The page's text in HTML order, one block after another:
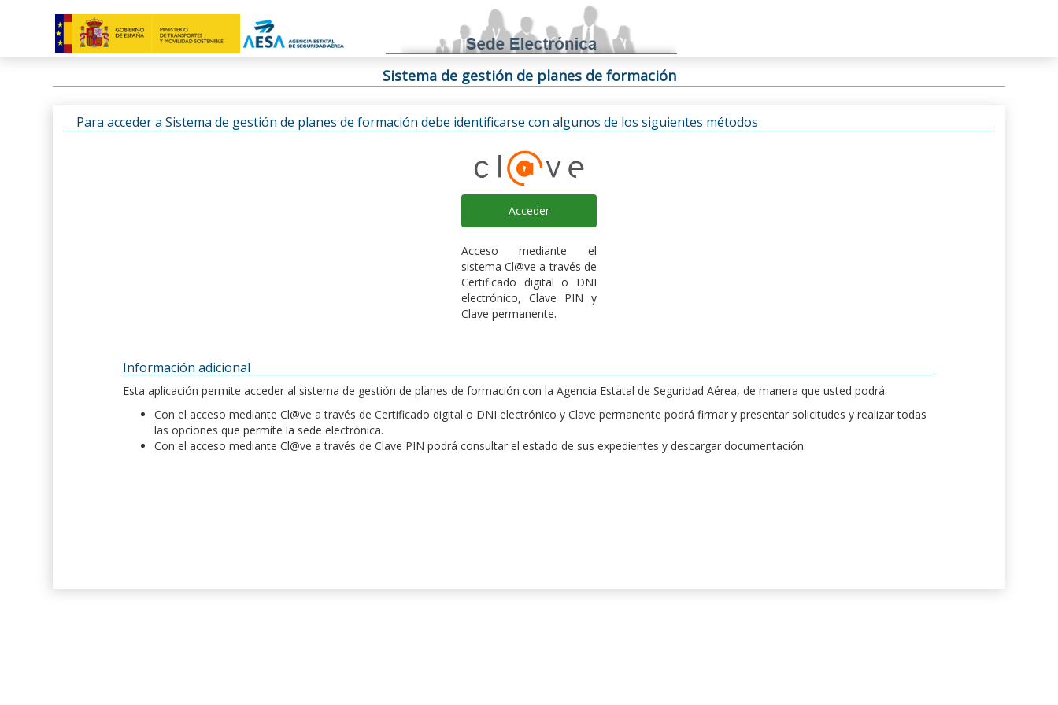
Sistema de gestión de planes de formación
Para acceder a Sistema de gestión de planes de formación debe identificarse con algunos de los siguientes métodos
Acceder
Acceso mediante el
sistema Cl@ve a través de
Certificado digital o DNI
electrónico, Clave PIN y
Clave permanente.
Información adicional
Esta aplicación permite acceder al sistema de gestión de planes de formación con la Agencia Estatal de Seguridad Aérea, de manera que usted podrá:
Con el acceso mediante Cl@ve a través de Certificado digital o DNI electrónico y Clave permanente podrá firmar y presentar solicitudes y realizar todas
las opciones que permite la sede electrónica.
Con el acceso mediante Cl@ve a través de Clave PIN podrá consultar el estado de sus expedientes y descargar documentación.